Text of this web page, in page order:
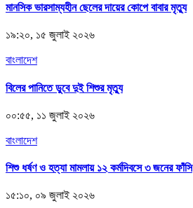
মানসিক ভারসাম্যহীন ছেলের দায়ের কোপে বাবার মৃত্যু
১৯:২০, ১৫ জুলাই ২০২৬
বাংলাদেশ
বিলের পানিতে ডুবে দুই শিশুর মৃত্যু
০০:৫৫, ১১ জুলাই ২০২৬
বাংলাদেশ
শিশু ধর্ষণ ও হত্যা মামলায় ১২ কর্মদিবসে ৩ জনের ফাঁসি
১৫:১০, ০৯ জুলাই ২০২৬